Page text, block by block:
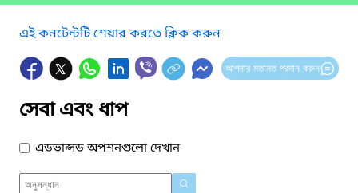
এই কনটেন্টটি শেয়ার করতে ক্লিক করুন
আপনার মতামত প্রদান করুন
সেবা এবং ধাপ
এডভান্সড অপশনগুলো দেখান